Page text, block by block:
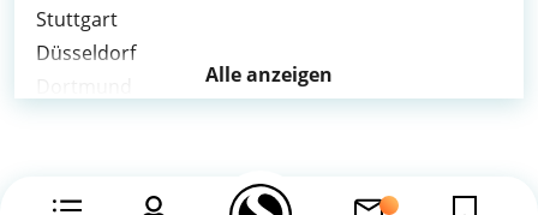
Stuttgart
Düsseldorf
Alle anzeigen